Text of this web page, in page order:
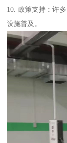
10. 政策支持：许
设施普及。